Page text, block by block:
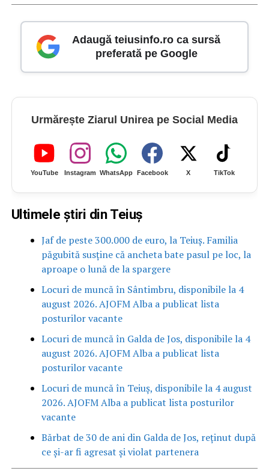
Adaugă teiusinfo.ro ca sursă
preferată pe Google
Urmărește Ziarul Unirea pe Social Media
YouTube Instagram WhatsApp Facebook X TikTok
Ultimele știri din Teiuș
Jaf de peste 300.000 de euro, la Teiuș. Familia
păgubită susține că ancheta bate pasul pe loc, la
aproape o lună de la spargere
Locuri de muncă în Sântimbru, disponibile la 4
august 2026. AJOFM Alba a publicat lista
posturilor vacante
Locuri de muncă în Galda de Jos, disponibile la 4
august 2026. AJOFM Alba a publicat lista
posturilor vacante
Locuri de muncă în Teiuș, disponibile la 4 august
2026. AJOFM Alba a publicat lista posturilor
vacante
Bărbat de 30 de ani din Galda de Jos, reținut după
ce și-ar fi agresat și violat partenera